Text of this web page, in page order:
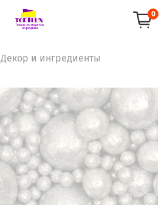
0
Декор и ингредиенты